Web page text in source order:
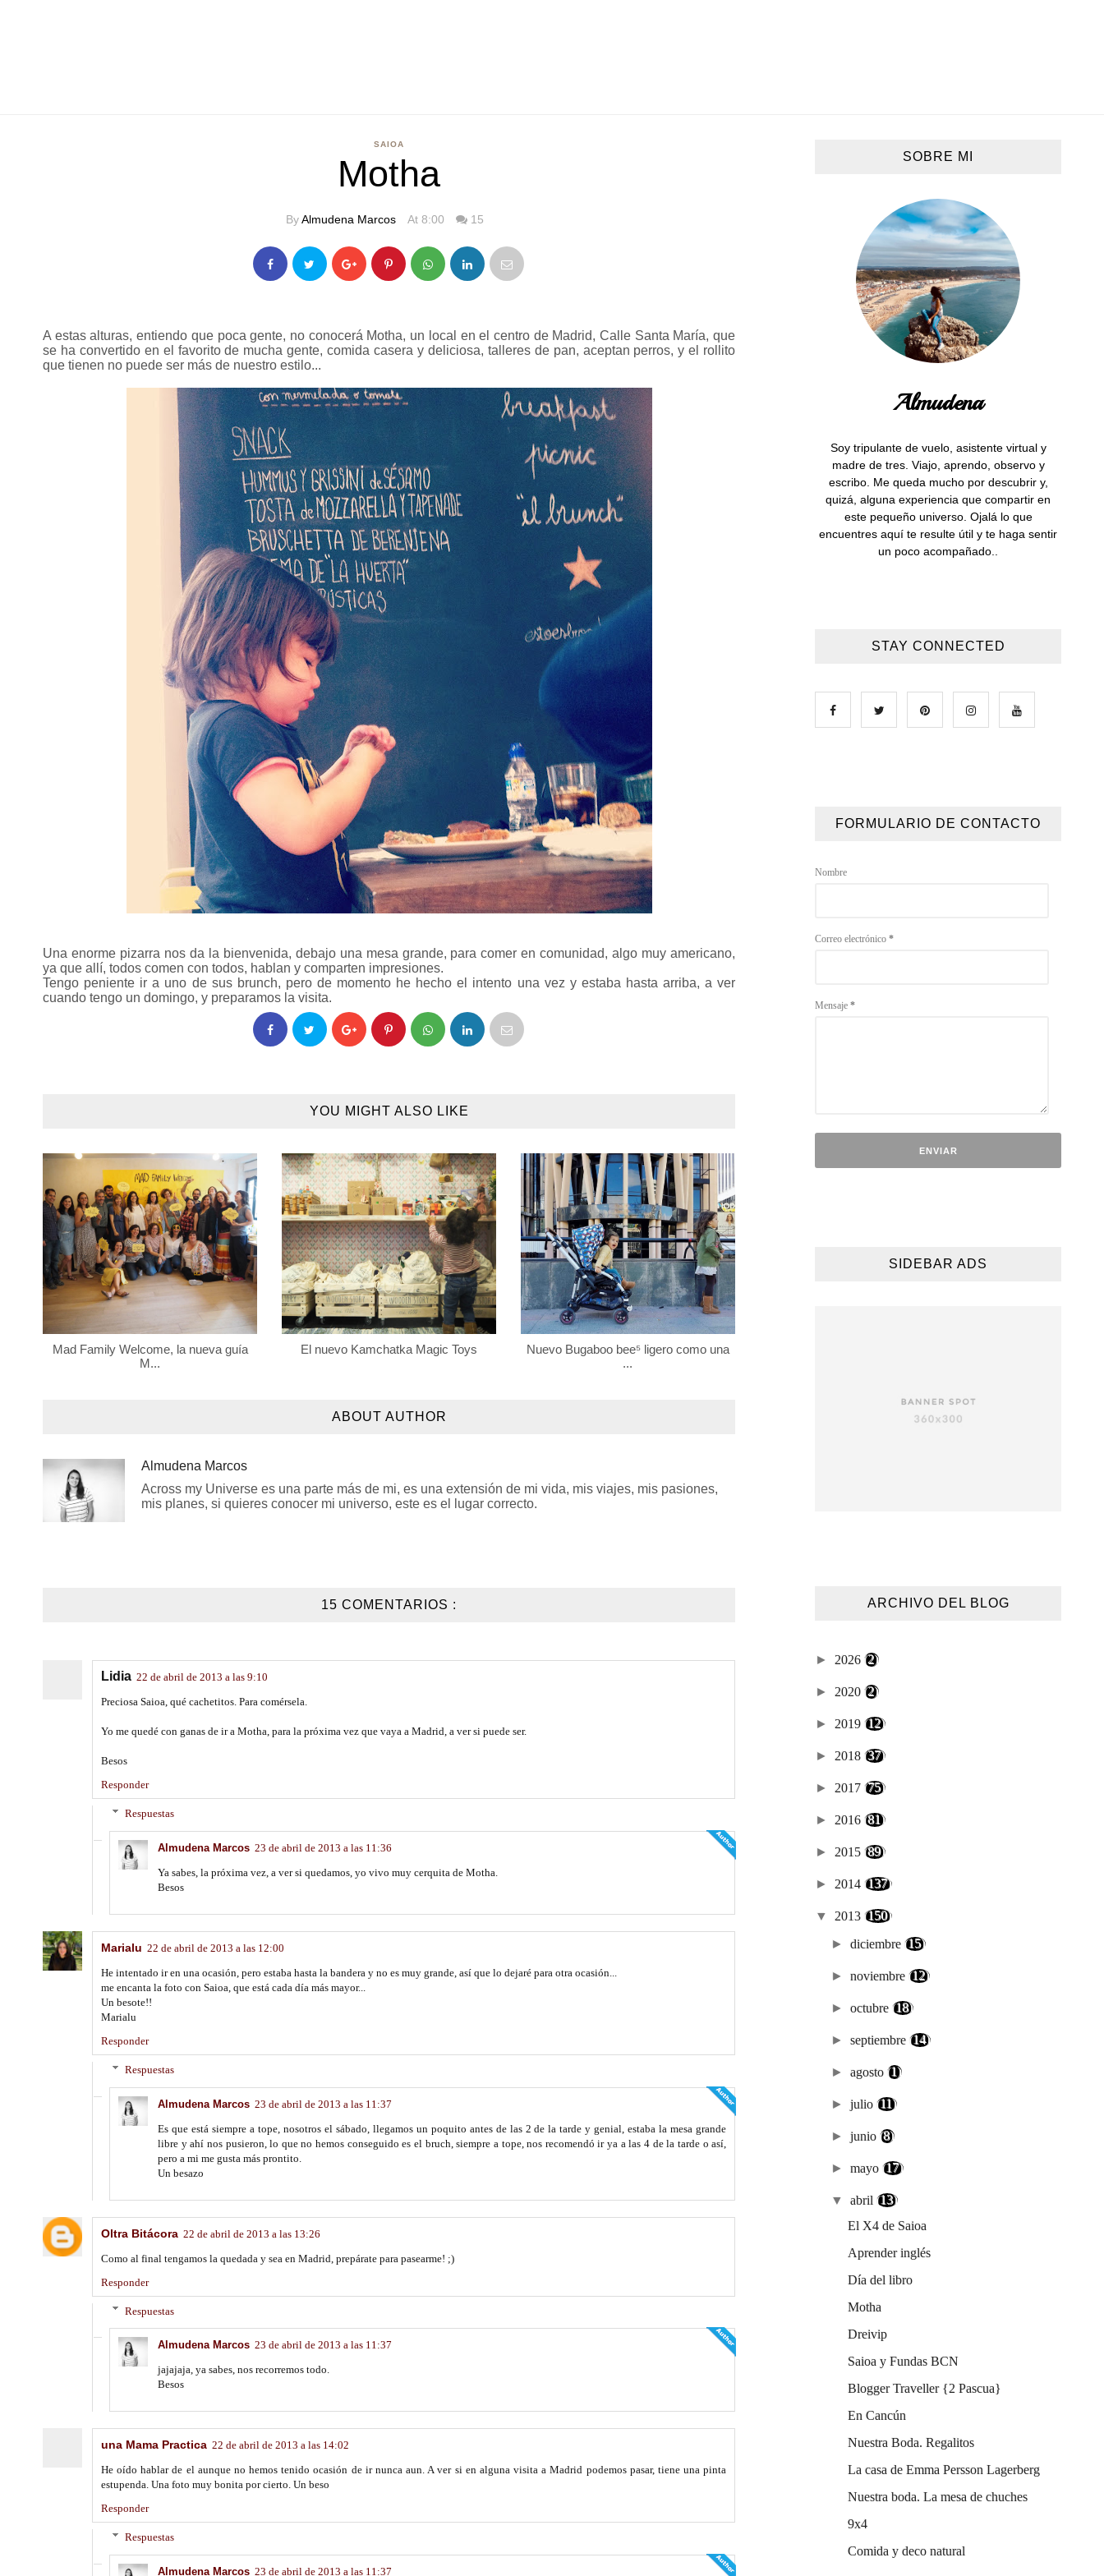
SAIOA
Motha
ByAlmudena Marcos At 8:00 15
A estas alturas, entiendo que poca gente, no conocerá Motha, un local en el centro de Madrid, Calle Santa María, que
se ha convertido en el favorito de mucha gente, comida casera y deliciosa, talleres de pan, aceptan perros, y el rollito
que tienen no puede ser más de nuestro estilo...
Una enorme pizarra nos da la bienvenida, debajo una mesa grande, para comer en comunidad, algo muy americano,
ya que allí, todos comen con todos, hablan y comparten impresiones.
Tengo peniente ir a uno de sus brunch, pero de momento he hecho el intento una vez y estaba hasta arriba, a ver
cuando tengo un domingo, y preparamos la visita.
YOU MIGHT ALSO LIKE
Mad Family Welcome, la nueva guía
M...
El nuevo Kamchatka Magic Toys
Nuevo Bugaboo bee⁵ ligero como una
...
ABOUT AUTHOR
Almudena Marcos
Across my Universe es una parte más de mi, es una extensión de mi vida, mis viajes, mis pasiones,
mis planes, si quieres conocer mi universo, este es el lugar correcto.
15 COMENTARIOS :
Lidia 22 de abril de 2013 a las 9:10
Preciosa Saioa, qué cachetitos. Para comérsela.
Yo me quedé con ganas de ir a Motha, para la próxima vez que vaya a Madrid, a ver si puede ser.
Besos
Responder
Respuestas
Almudena Marcos 23 de abril de 2013 a las 11:36
Ya sabes, la próxima vez, a ver si quedamos, yo vivo muy cerquita de Motha.
Besos
Marialu 22 de abril de 2013 a las 12:00
He intentado ir en una ocasión, pero estaba hasta la bandera y no es muy grande, así que lo dejaré para otra ocasión...
me encanta la foto con Saioa, que está cada día más mayor...
Un besote!!
Marialu
Responder
Respuestas
Almudena Marcos 23 de abril de 2013 a las 11:37
Es que está siempre a tope, nosotros el sábado, llegamos un poquito antes de las 2 de la tarde y genial, estaba la mesa grande
libre y ahí nos pusieron, lo que no hemos conseguido es el bruch, siempre a tope, nos recomendó ir ya a las 4 de la tarde o así,
pero a mi me gusta más prontito.
Un besazo
Oltra Bitácora 22 de abril de 2013 a las 13:26
Como al final tengamos la quedada y sea en Madrid, prepárate para pasearme! ;)
Responder
Respuestas
Almudena Marcos 23 de abril de 2013 a las 11:37
jajajaja, ya sabes, nos recorremos todo.
Besos
una Mama Practica 22 de abril de 2013 a las 14:02
He oído hablar de el aunque no hemos tenido ocasión de ir nunca aun. A ver si en alguna visita a Madrid podemos pasar, tiene una pinta
estupenda. Una foto muy bonita por cierto. Un beso
Responder
Respuestas
Almudena Marcos 23 de abril de 2013 a las 11:37
SOBRE MI
Almudena
Soy tripulante de vuelo, asistente virtual y
madre de tres. Viajo, aprendo, observo y
escribo. Me queda mucho por descubrir y,
quizá, alguna experiencia que compartir en
este pequeño universo. Ojalá lo que
encuentres aquí te resulte útil y te haga sentir
un poco acompañado..
STAY CONNECTED
FORMULARIO DE CONTACTO
Nombre
Correo electrónico *
Mensaje *
SIDEBAR ADS
ARCHIVO DEL BLOG
► 2026 (2)
► 2020 (2)
► 2019 (12)
► 2018 (37)
► 2017 (75)
► 2016 (81)
► 2015 (89)
► 2014 (137)
▼ 2013 (150)
►diciembre (15)
►noviembre (12)
►octubre (18)
►septiembre (14)
►agosto(1)
►julio(11)
►junio(8)
►mayo (17)
▼abril (13)
El X4 de Saioa
Aprender inglés
Día del libro
Motha
Dreivip
Saioa y Fundas BCN
Blogger Traveller {2 Pascua}
En Cancún
Nuestra Boda. Regalitos
La casa de Emma Persson Lagerberg
Nuestra boda. La mesa de chuches
9x4
Comida y deco natural